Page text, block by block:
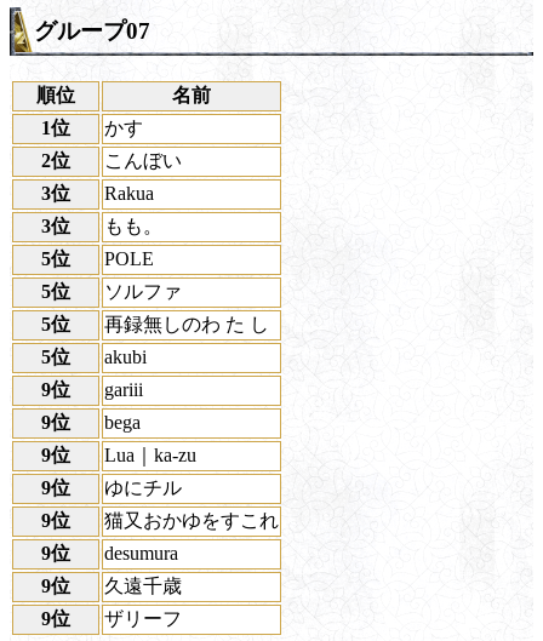
グループ07
順位
名前
1位
かす
2位
こんぼい
3位
Rakua
3位
もも。
5位
POLE
5位
ソルファ
5位
再録無しのわ た し
5位
akubi
9位
gariii
9位
bega
9位
Lua｜ka-zu
9位
ゆにチル
9位
猫又おかゆをすこれ
9位
desumura
9位
久遠千歳
9位
ザリーフ